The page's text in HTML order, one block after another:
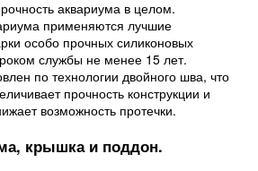
аквариума в целом.
применяются лучшие
особо прочных силиконовых
службы не менее 15 лет.
по технологии двойного шва, что
прочность конструкции и
возможность протечки.
крышка и поддон.